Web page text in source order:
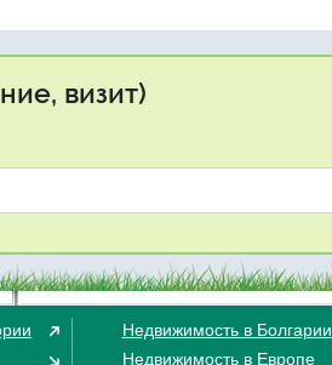
визит)
Недвижимость в Болгарии
Недвижимость в Европе